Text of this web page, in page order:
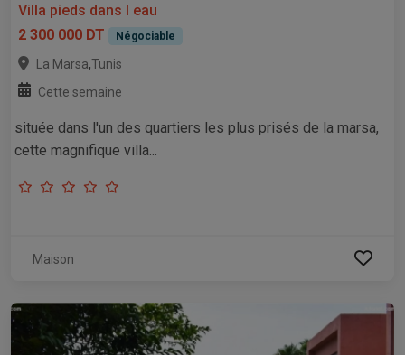
Villa pieds dans l eau
2 300 000 DT
Négociable
La Marsa,Tunis
Cette semaine
située dans l'un des quartiers les plus prisés de la marsa,
cette magnifique villa...
Maison